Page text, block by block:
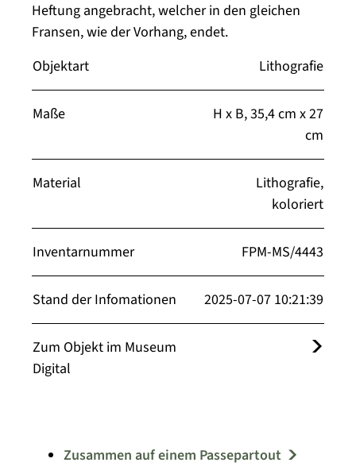
Heftung angebracht, welcher in den gleichen
Fransen, wie der Vorhang, endet.
Objektart
Lithografie
Maße
H x B, 35,4 cm x 27
cm
Material
Lithografie,
koloriert
Inventarnummer FPM-MS/4443
Stand der Infomationen 2025-07-07 10:21:39
Zum Objekt im Museum
Digital
Zusammen auf einem Passepartout